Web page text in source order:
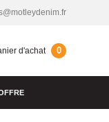
d'achat 0